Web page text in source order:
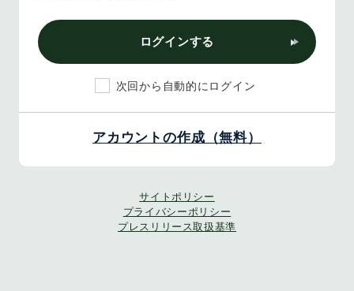
ログインする
次回から自動的にログイン
アカウントの作成（無料）
サイトポリシー
プライバシーポリシー
プレスリリース取扱基準